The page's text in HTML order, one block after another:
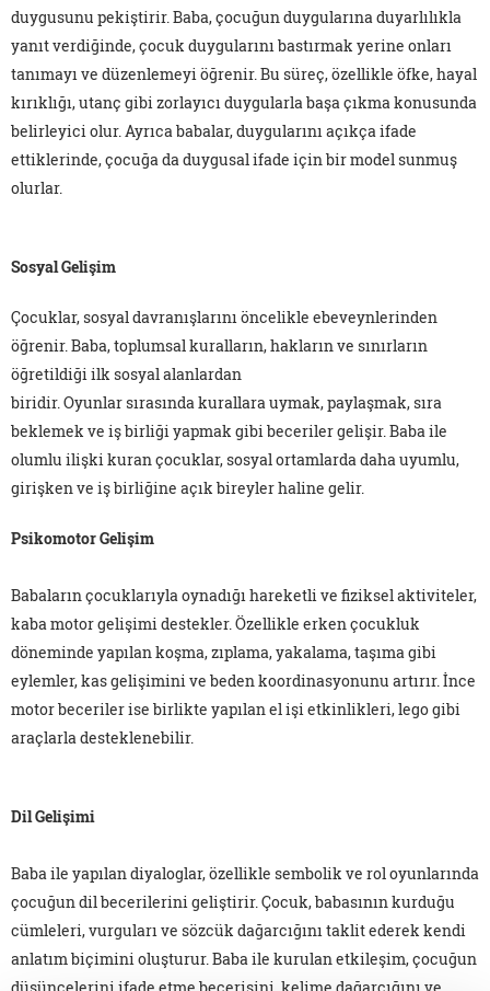
duygusunu pekiştirir. Baba, çocuğun duygularına duyarlılıkla
yanıt verdiğinde, çocuk duygularını bastırmak yerine onları
tanımayı ve düzenlemeyi öğrenir. Bu süreç, özellikle öfke, hayal
kırıklığı, utanç gibi zorlayıcı duygularla başa çıkma konusunda
belirleyici olur. Ayrıca babalar, duygularını açıkça ifade
ettiklerinde, çocuğa da duygusal ifade için bir model sunmuş
olurlar.
Sosyal Gelişim
Çocuklar, sosyal davranışlarını öncelikle ebeveynlerinden
öğrenir. Baba, toplumsal kuralların, hakların ve sınırların
öğretildiği ilk sosyal alanlardan
biridir. Oyunlar sırasında kurallara uymak, paylaşmak, sıra
beklemek ve iş birliği yapmak gibi beceriler gelişir. Baba ile
olumlu ilişki kuran çocuklar, sosyal ortamlarda daha uyumlu,
girişken ve iş birliğine açık bireyler haline gelir.
Psikomotor Gelişim
Babaların çocuklarıyla oynadığı hareketli ve fiziksel aktiviteler,
kaba motor gelişimi destekler. Özellikle erken çocukluk
döneminde yapılan koşma, zıplama, yakalama, taşıma gibi
eylemler, kas gelişimini ve beden koordinasyonunu artırır. İnce
motor beceriler ise birlikte yapılan el işi etkinlikleri, lego gibi
araçlarla desteklenebilir.
Dil Gelişimi
Baba ile yapılan diyaloglar, özellikle sembolik ve rol oyunlarında
çocuğun dil becerilerini geliştirir. Çocuk, babasının kurduğu
cümleleri, vurguları ve sözcük dağarcığını taklit ederek kendi
anlatım biçimini oluşturur. Baba ile kurulan etkileşim, çocuğun
düşüncelerini ifade etme becerisini, kelime dağarcığını ve